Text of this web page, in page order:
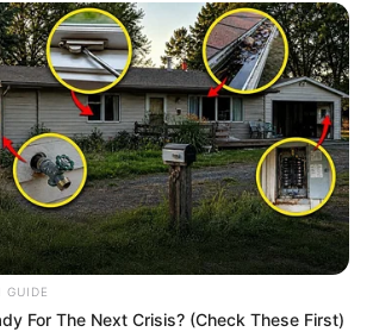
GUIDE
For The Next Crisis? (Check These First)